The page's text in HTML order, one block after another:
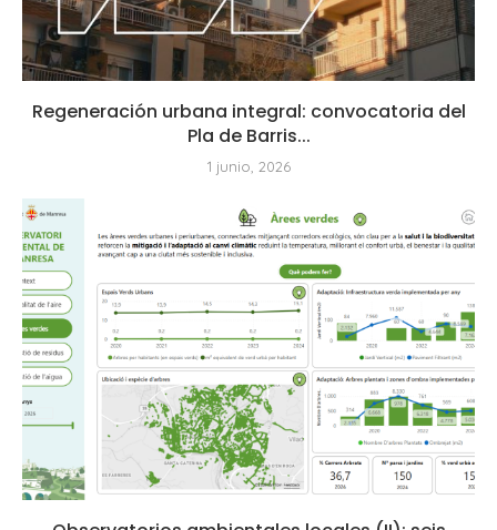
Regeneración urbana integral: convocatoria del
Pla de Barris...
1 junio, 2026